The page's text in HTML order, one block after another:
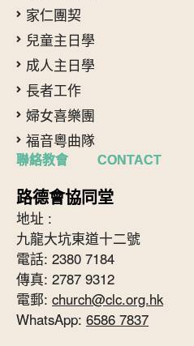
家仁團契
兒童主日學
成人主日學
長者工作
婦女喜樂團
福音粵曲隊
聯絡教會 CONTACT
路德會協同堂
地址 :
九龍大坑東道十二號
電話: 2380 7184
傳真: 2787 9312
電郵: church@clc.org.hk
WhatsApp: 6586 7837